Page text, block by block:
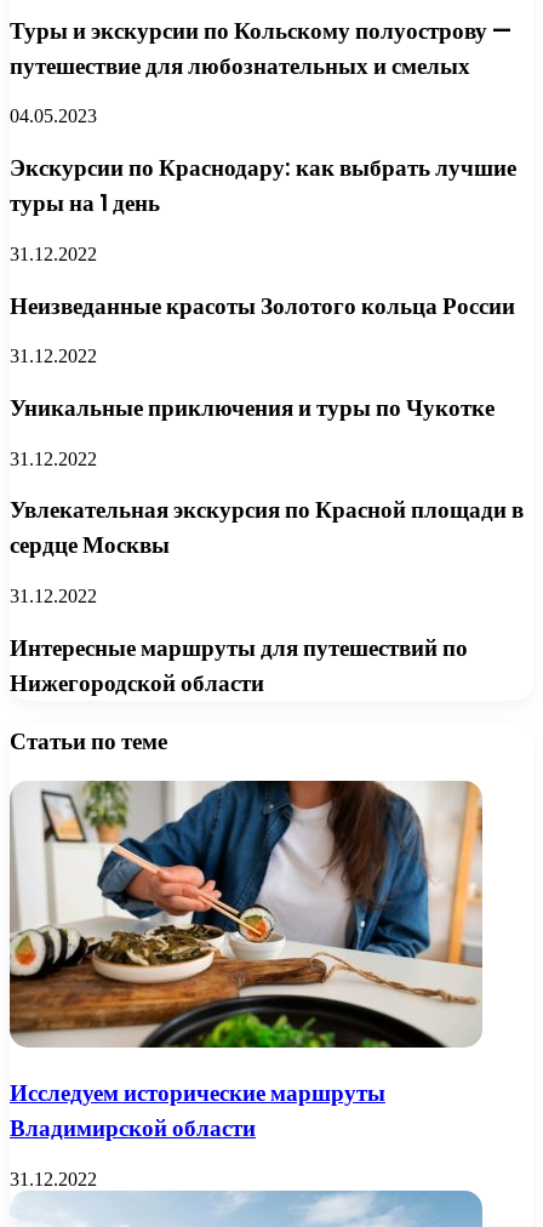
Туры и экскурсии по Кольскому полуострову —
путешествие для любознательных и смелых
04.05.2023
Экскурсии по Краснодару: как выбрать лучшие
туры на 1 день
31.12.2022
Неизведанные красоты Золотого кольца России
31.12.2022
Уникальные приключения и туры по Чукотке
31.12.2022
Увлекательная экскурсия по Красной площади в
сердце Москвы
31.12.2022
Интересные маршруты для путешествий по
Нижегородской области
Статьи по теме
Исследуем исторические маршруты
Владимирской области
31.12.2022